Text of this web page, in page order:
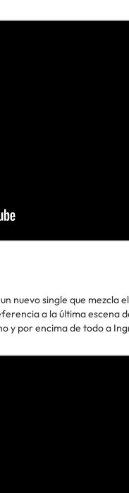
nuevo single que mezcla
a la última escena
y por encima de todo a